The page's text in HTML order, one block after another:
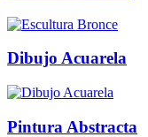
Dibujo Acuarela
Pintura Abstracta